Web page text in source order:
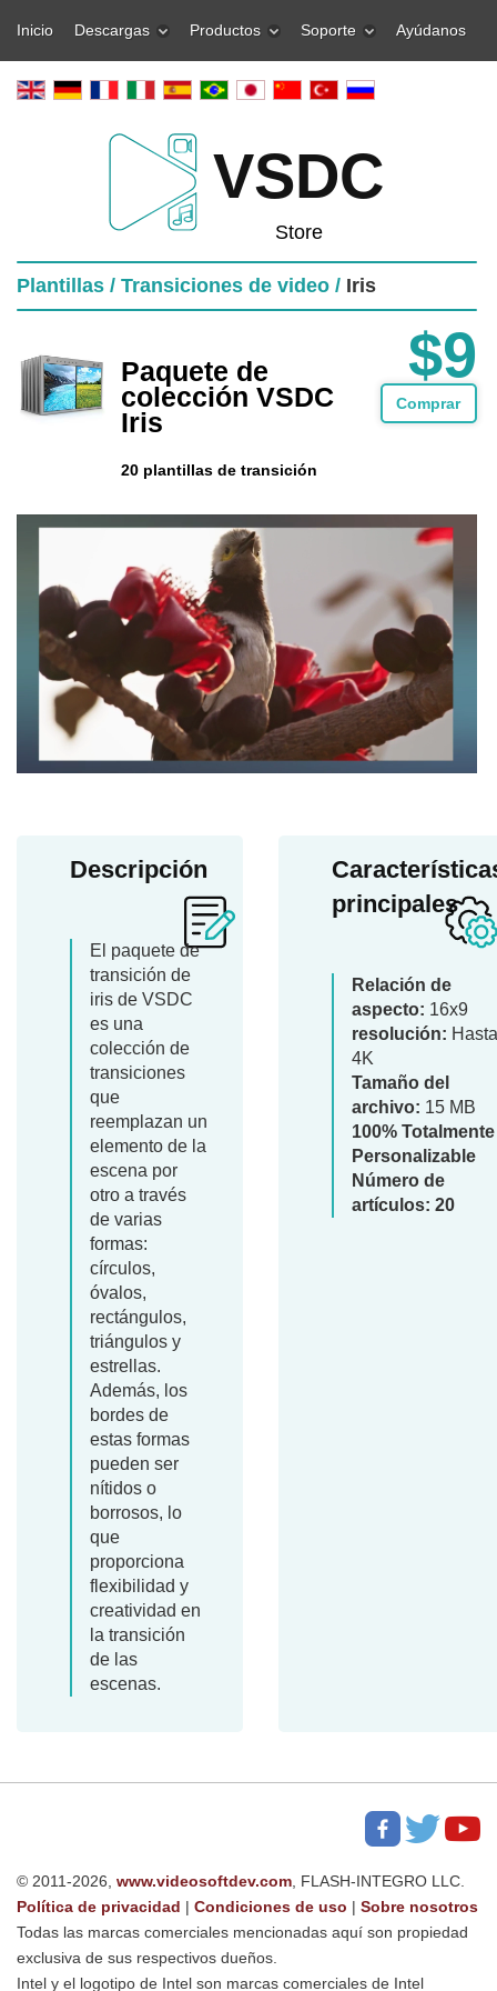
Inicio Descargas Productos Soporte Ayúdanos
VSDC
Store
Plantillas / Transiciones de video / Iris
Paquete de
colección VSDC
Iris
20 plantillas de transición
$9
Comprar
Descripción
El paquete de
transición de
iris de VSDC
es una
colección de
transiciones
que
reemplazan un
elemento de la
escena por
otro a través
de varias
formas:
círculos,
óvalos,
rectángulos,
triángulos y
estrellas.
Además, los
bordes de
estas formas
pueden ser
nítidos o
borrosos, lo
que
proporciona
flexibilidad y
creatividad en
la transición
de las
escenas.
principales
Relación de
aspecto: 16x9
resolución: Hasta
4K
Tamaño del
archivo: 15 MB
100% Totalmente
Personalizable
Número de
artículos: 20
© 2011-2026, www.videosoftdev.com , FLASH-INTEGRO LLC.
Política de privacidad | Condiciones de uso | Sobre nosotros
Todas las marcas comerciales mencionadas aquí son propiedad
exclusiva de sus respectivos dueños.
Intel y el logotipo de Intel son marcas comerciales de Intel